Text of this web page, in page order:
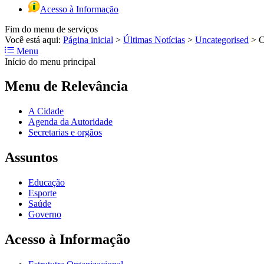
Acesso à Informação
Fim do menu de serviços
Você está aqui: Página inicial > Últimas Notícias > Uncategorised >
Menu
Início do menu principal
Menu de Relevância
A Cidade
Agenda da Autoridade
Secretarias e orgãos
Assuntos
Educação
Esporte
Saúde
Governo
Acesso à Informação